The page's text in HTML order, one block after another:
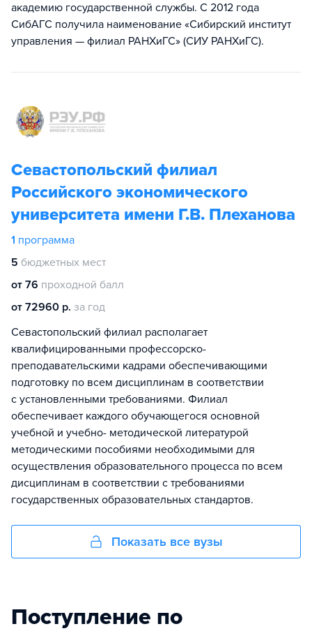
академию государственной службы. С 2012 года
СибАГС получила наименование «Сибирский институт
управления — филиал РАНХиГС» (СИУ РАНХиГС).
Севастопольский филиал
Российского экономического
университета имени Г.В. Плеханова
1 программа
5 бюджетных мест
от 76 проходной балл
от 72960 р. за год
Севастопольский филиал располагает
квалифицированными профессорско-
преподавательскими кадрами обеспечивающими
подготовку по всем дисциплинам в соответствии
с установленными требованиями. Филиал
обеспечивает каждого обучающегося основной
учебной и учебно- методической литературой
методическими пособиями необходимыми для
осуществления образовательного процесса по всем
дисциплинам в соответствии с требованиями
государственных образовательных стандартов.
Показать все вузы
Поступление по